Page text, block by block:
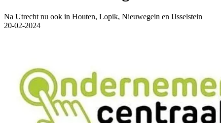
Na Utrecht nu ook in Houten, Lopik, Nieuwegein en IJsselstein
20-02-2024